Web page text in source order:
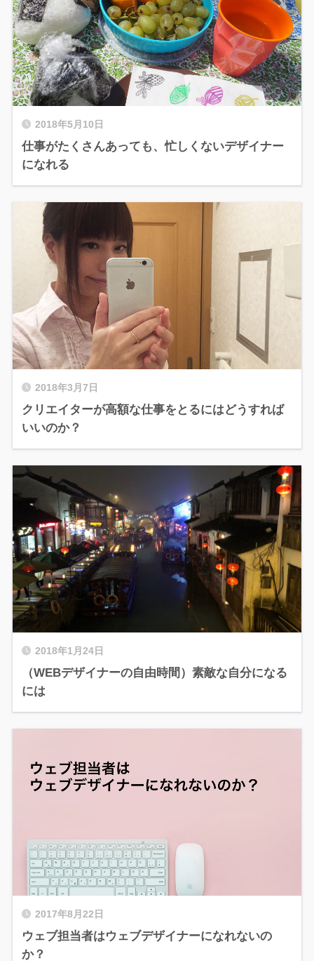
2018年5月10日
仕事がたくさんあっても、忙しくないデザイナー
になれる
2018年3月7日
クリエイターが高額な仕事をとるにはどうすれば
いいのか？
2018年1月24日
（WEBデザイナーの自由時間）素敵な自分になる
には
2017年8月22日
ウェブ担当者はウェブデザイナーになれないの
か？